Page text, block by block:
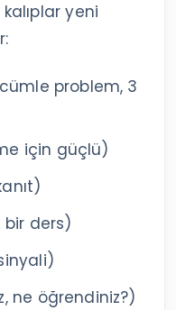
yeni
problem, 3
için güçlü)
bir ders)
ne öğrendiniz?)